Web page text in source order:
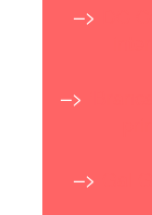
–>
–>
–>